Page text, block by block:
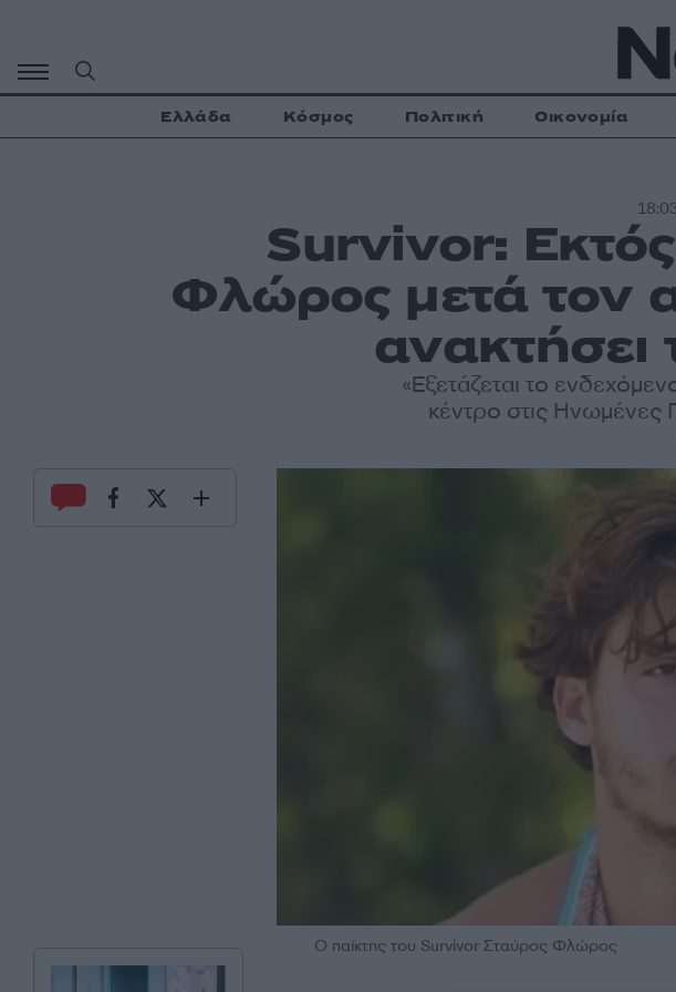
περιεχόμενο
Ελλάδα Κόσμος Πολιτική Οικονομία
Survivor:
Φλώρος μετά τον
ανακτήσει
«Εξετάζεται το
κέντρο στις Ηνωμένες
Ο παίκτης του Survivor Σταύρος Φλώρος